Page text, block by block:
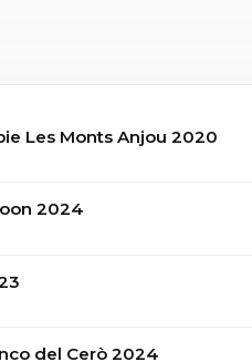
Les Monts Anjou 2020
2024
del Cerò 2024